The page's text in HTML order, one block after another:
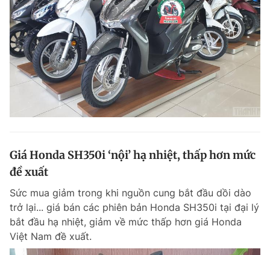
Giá Honda SH350i ‘nội’ hạ nhiệt, thấp hơn mức
đề xuất
Sức mua giảm trong khi nguồn cung bắt đầu dồi dào
trở lại... giá bán các phiên bản Honda SH350i tại đại lý
bắt đầu hạ nhiệt, giảm về mức thấp hơn giá Honda
Việt Nam đề xuất.